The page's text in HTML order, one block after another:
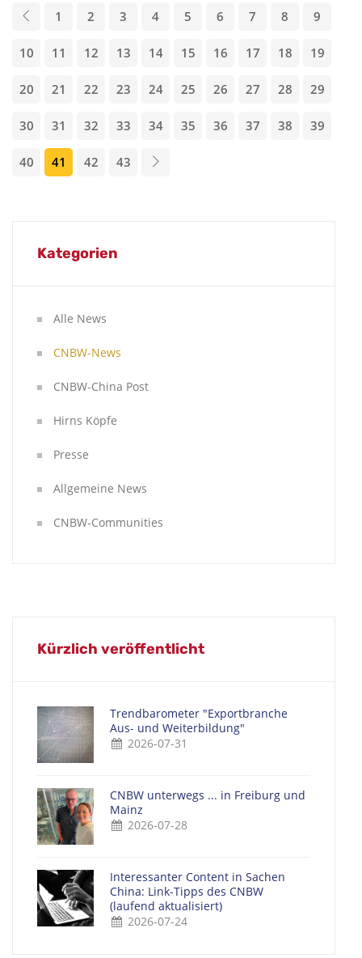
1 2 3 4 5 6 7 8 9
10 11 12 13 14 15 16 17 18 19
20 21 22 23 24 25 26 27 28 29
30 31 32 33 34 35 36 37 38 39
40 41 42 43
Kategorien
Alle News
CNBW-News
CNBW-China Post
Hirns Köpfe
Presse
Allgemeine News
CNBW-Communities
Kürzlich veröffentlicht
Trendbarometer "Exportbranche
Aus- und Weiterbildung"
2026-07-31
CNBW unterwegs ... in Freiburg und
Mainz
2026-07-28
Interessanter Content in Sachen
China: Link-Tipps des CNBW
(laufend aktualisiert)
2026-07-24